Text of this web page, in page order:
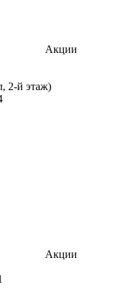
Акции
2-й этаж)
Акции